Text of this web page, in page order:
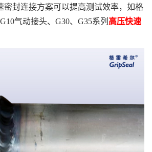
密封连接方案可以提高测试效率，如格
气动接头、G30、G35系列 高压快速